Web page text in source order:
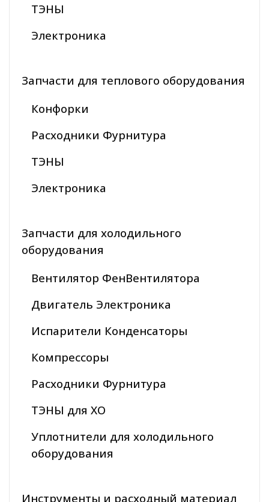
ТЭНЫ
Электроника
Запчасти для теплового оборудования
Конфорки
Расходники Фурнитура
ТЭНЫ
Электроника
Запчасти для холодильного
оборудования
Вентилятор ФенВентилятора
Двигатель Электроника
Испарители Конденсаторы
Компрессоры
Расходники Фурнитура
ТЭНЫ для ХО
Уплотнители для холодильного
оборудования
Инструменты и расходный материал